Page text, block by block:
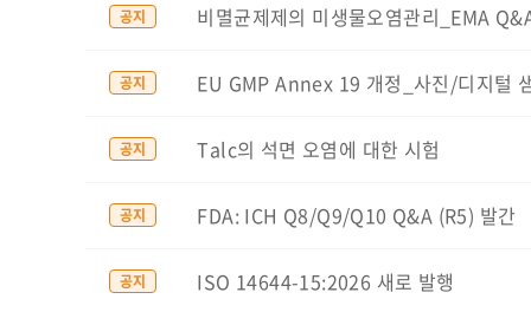
공지 비멸균제제의 미생물오염관리_EMA
공지 EU GMP Annex 19 개정_사진/디지털
공지 Talc의 석면 오염에 대한 시험
공지 FDA: ICH Q8/Q9/Q10 Q&A (R5) 발간
공지 ISO 14644-15:2026 새로 발행